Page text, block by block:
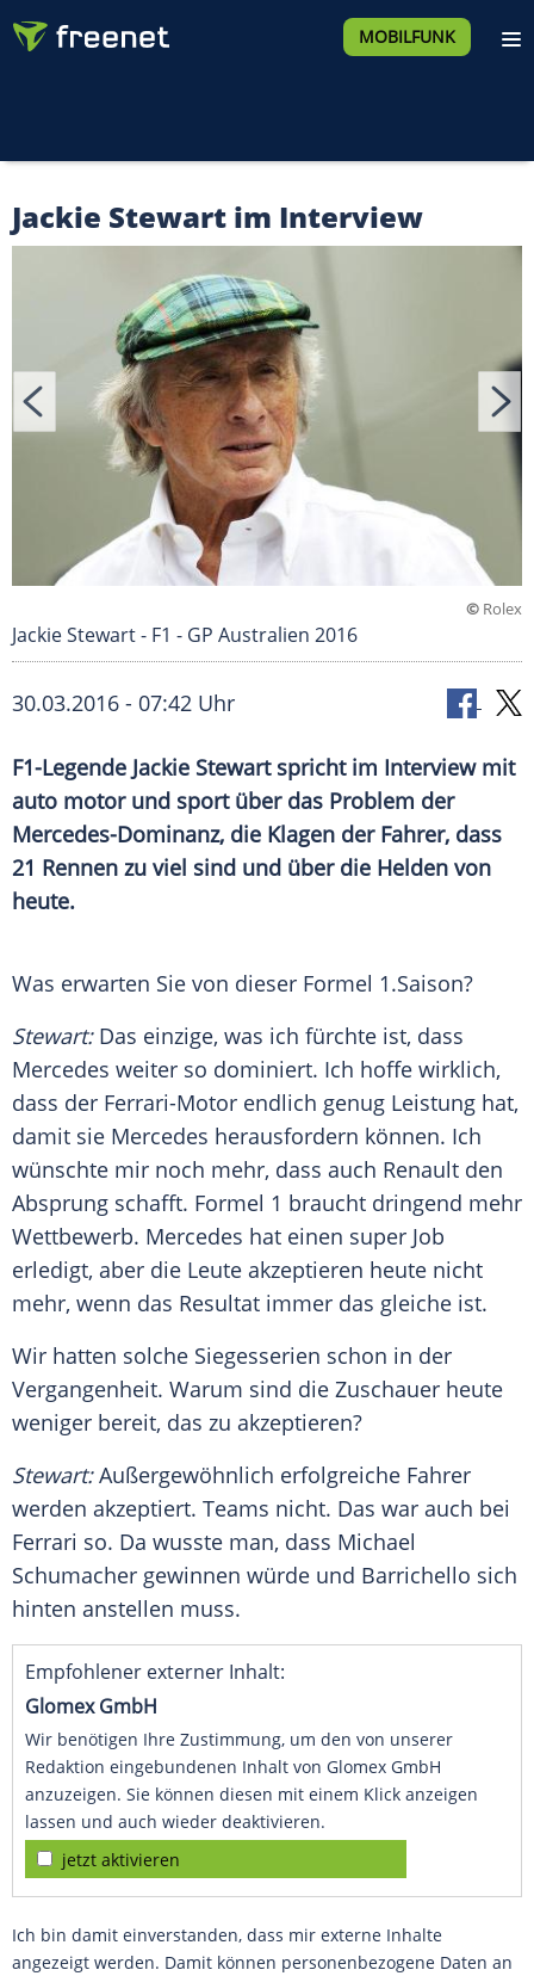
MOBILFUNK
Jackie Stewart im Interview
© Rolex
Jackie Stewart - F1 - GP Australien 2016
30.03.2016 - 07:42 Uhr
F1-Legende Jackie Stewart spricht im Interview mit
auto motor und sport über das Problem der
Mercedes-Dominanz, die Klagen der Fahrer, dass
21 Rennen zu viel sind und über die Helden von
heute.
Was erwarten Sie von dieser Formel 1.Saison?
Stewart:Das einzige, was ich fürchte ist, dass
Mercedes weiter so dominiert. Ich hoffe wirklich,
dass der Ferrari-Motor endlich genug Leistung hat,
damit sie Mercedes herausfordern können. Ich
wünschte mir noch mehr, dass auch Renault den
Absprung schafft. Formel 1 braucht dringend mehr
Wettbewerb. Mercedes hat einen super Job
erledigt, aber die Leute akzeptieren heute nicht
mehr, wenn das Resultat immer das gleiche ist.
Wir hatten solche Siegesserien schon in der
Vergangenheit. Warum sind die Zuschauer heute
weniger bereit, das zu akzeptieren?
Stewart:Außergewöhnlich erfolgreiche Fahrer
werden akzeptiert. Teams nicht. Das war auch bei
Ferrari so. Da wusste man, dass Michael
Schumacher gewinnen würde und Barrichello sich
hinten anstellen muss.
Empfohlener externer Inhalt:
Glomex GmbH
Wir benötigen Ihre Zustimmung, um den von unserer
Redaktion eingebundenen Inhalt von Glomex GmbH
anzuzeigen. Sie können diesen mit einem Klick anzeigen
lassen und auch wieder deaktivieren.
jetzt aktivieren
Ich bin damit einverstanden, dass mir externe Inhalte
angezeigt werden. Damit können personenbezogene Daten an